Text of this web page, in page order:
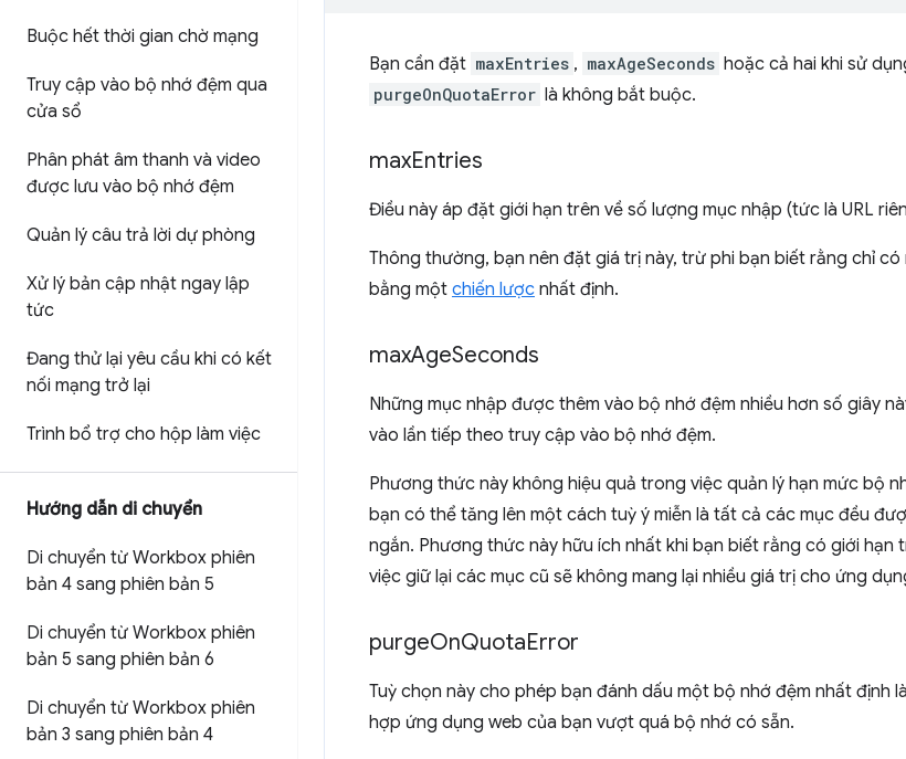
Buộc hết thời gian chờ mạng
Truy cập vào bộ nhớ đệm qua
cửa sổ
Phân phát âm thanh và video
được lưu vào bộ nhớ đệm
Quản lý câu trả lời dự phòng
Xử lý bản cập nhật ngay lập
tức
Đang thử lại yêu cầu khi có kết
nối mạng trở lại
Trình bổ trợ cho hộp làm việc
Hướng dẫn di chuyển
Di chuyển từ Workbox phiên
bản 4 sang phiên bản 5
Di chuyển từ Workbox phiên
bản 5 sang phiên bản 6
Di chuyển từ Workbox phiên
bản 3 sang phiên bản 4
Bạn cần đặt maxEntries , maxAgeSeconds hoặc cả hai khi sử
purgeOnQuotaError là không bắt buộc.
maxEntries
Điều này áp đặt giới hạn trên về số lượng mục nhập (tức là URL
Thông thường, bạn nên đặt giá trị này, trừ phi bạn biết rằng chỉ
bằng một chiến lược nhất định.
maxAgeSeconds
Những mục nhập được thêm vào bộ nhớ đệm nhiều hơn số giây
vào lần tiếp theo truy cập vào bộ nhớ đệm.
Phương thức này không hiệu quả trong việc quản lý hạn mức bộ
bạn có thể tăng lên một cách tuỳ ý miễn là tất cả các mục đều
ngắn. Phương thức này hữu ích nhất khi bạn biết rằng có giới hạn
việc giữ lại các mục cũ sẽ không mang lại nhiều giá trị cho ứng
purgeOnQuotaError
Tuỳ chọn này cho phép bạn đánh dấu một bộ nhớ đệm nhất
hợp ứng dụng web của bạn vượt quá bộ nhớ có sẵn.